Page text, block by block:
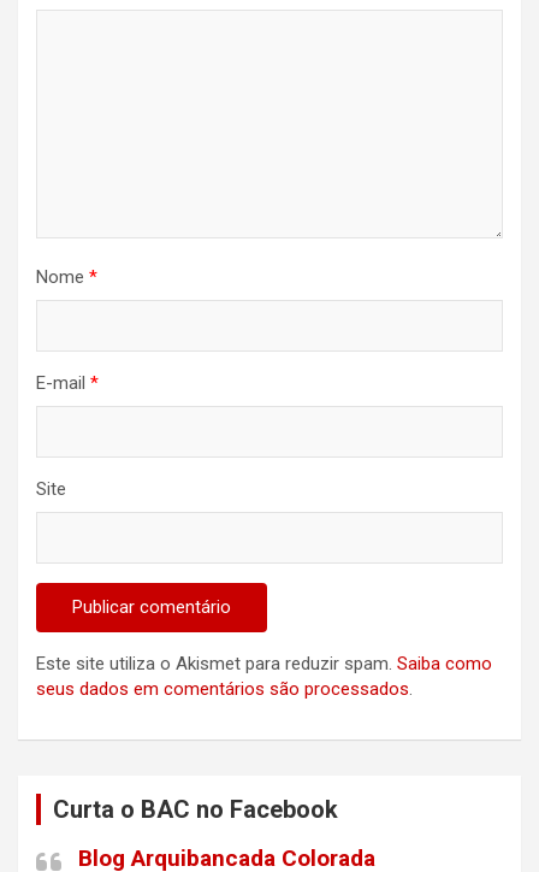
Nome *
E-mail *
Site
Este site utiliza o Akismet para reduzir spam. Saiba como
seus dados em comentários são processados.
Curta o BAC no Facebook
Blog Arquibancada Colorada